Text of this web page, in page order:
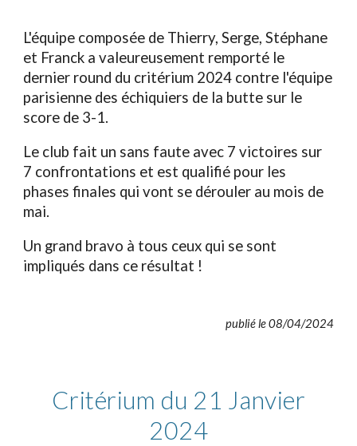
L'équipe composée de Thierry, Serge, Stéphane
et Franck a valeureusement remporté le
dernier round du critérium 2024 contre l'équipe
parisienne des échiquiers de la butte sur le
score de 3-1.
Le club fait un sans faute avec 7 victoires sur
7 confrontations et est qualifié pour les
phases finales qui vont se dérouler au mois de
mai.
Un grand bravo à tous ceux qui se sont
impliqués dans ce résultat !
publié le 08/04/2024
Critérium du 21 Janvier
2024